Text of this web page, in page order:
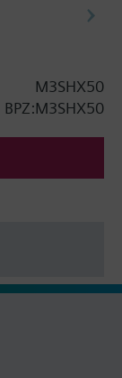
M3SHX50
BPZ:M3SHX50